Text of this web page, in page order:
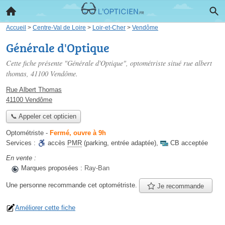
Accueil > Centre-Val de Loire > Loir-et-Cher > Vendôme
Générale d'Optique
Cette fiche présente "Générale d'Optique", optométriste situé rue albert
thomas, 41100 Vendôme.
Rue Albert Thomas
41100 Vendôme
📞 Appeler cet opticien
Optométriste - Fermé, ouvre à 9h
Services :
accès PMR (parking, entrée adaptée),
CB acceptée
En vente :
Marques proposées : Ray-Ban
Une personne recommande cet optométriste. Je recommande
Améliorer cette fiche